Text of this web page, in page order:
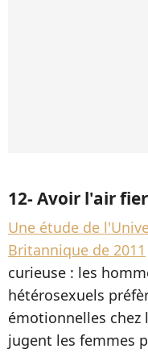
12- Avoir l'air fier
Une étude de
Britannique de 2011
curieuse : les
hétérosexuels
émotionnelles chez
jugent les femmes